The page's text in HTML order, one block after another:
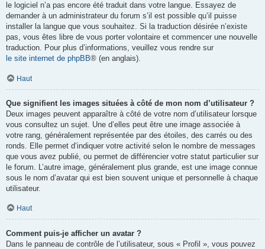
le logiciel n’a pas encore été traduit dans votre langue. Essayez de
demander à un administrateur du forum s’il est possible qu’il puisse
installer la langue que vous souhaitez. Si la traduction désirée n’existe
pas, vous êtes libre de vous porter volontaire et commencer une nouvelle
traduction. Pour plus d’informations, veuillez vous rendre sur
le site internet de phpBB® (en anglais).
Haut
Que signifient les images situées à côté de mon nom d’utilisateur ?
Deux images peuvent apparaître à côté de votre nom d’utilisateur lorsque
vous consultez un sujet. Une d’elles peut être une image associée à
votre rang, généralement représentée par des étoiles, des carrés ou des
ronds. Elle permet d’indiquer votre activité selon le nombre de messages
que vous avez publié, ou permet de différencier votre statut particulier sur
le forum. L’autre image, généralement plus grande, est une image connue
sous le nom d’avatar qui est bien souvent unique et personnelle à chaque
utilisateur.
Haut
Comment puis-je afficher un avatar ?
Dans le panneau de contrôle de l’utilisateur, sous « Profil », vous pouvez